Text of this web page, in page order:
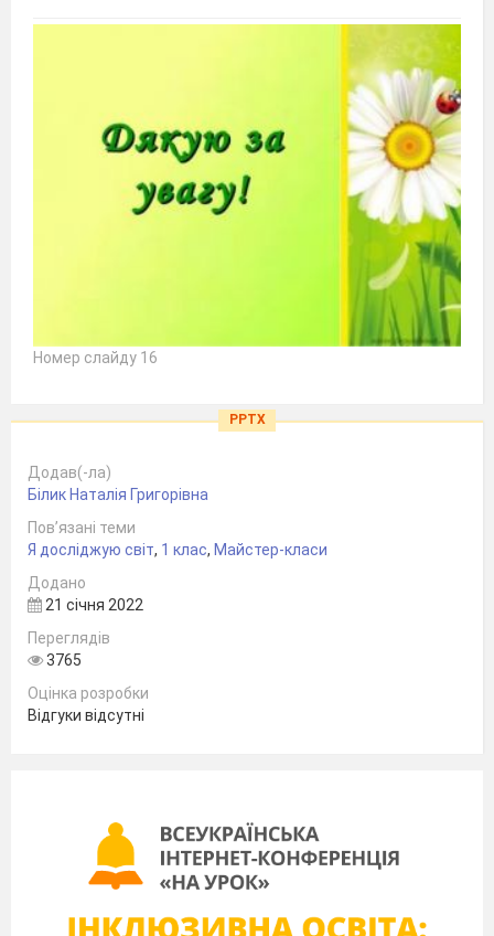
Номер слайду 16
PPTX
Додав(-ла)
Білик Наталія Григорівна
Пов’язані теми
Я досліджую світ, 1 клас, Майстер-класи
Додано
21 січня 2022
Переглядів
3765
Оцінка розробки
Відгуки відсутні